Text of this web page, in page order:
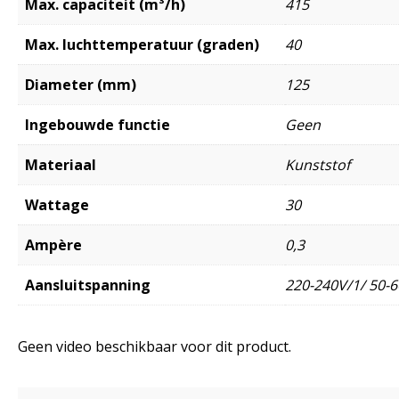
Max. capaciteit (m³/h) 415
Max. luchttemperatuur (graden) 40
Diameter (mm) 125
Ingebouwde functie Geen
Materiaal Kunststof
Wattage 30
Ampère 0,3
Aansluitspanning 220-240V/1/ 50-
Geen video beschikbaar voor dit product.